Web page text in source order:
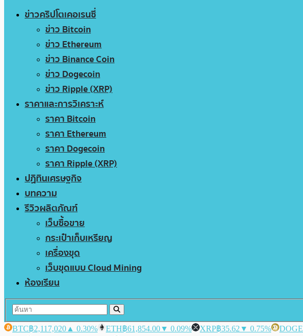
ข่าวคริปโตเคอเรนซี่
ข่าว Bitcoin
ข่าว Ethereum
ข่าว Binance Coin
ข่าว Dogecoin
ข่าว Ripple (XRP)
ราคาและการวิเคราะห์
ราคา Bitcoin
ราคา Ethereum
ราคา Dogecoin
ราคา Ripple (XRP)
ปฏิทินเศรษฐกิจ
บทความ
รีวิวผลิตภัณฑ์
เว็บซื้อขาย
กระเป๋าเก็บเหรียญ
เครื่องขุด
เว็บขุดแบบ Cloud Mining
ห้องเรียน
BTC฿2,117,020 ▲ 0.30% ETH฿61,854.00▼ 0.09% XRP฿35.62 ▼ 0.75% DOGE